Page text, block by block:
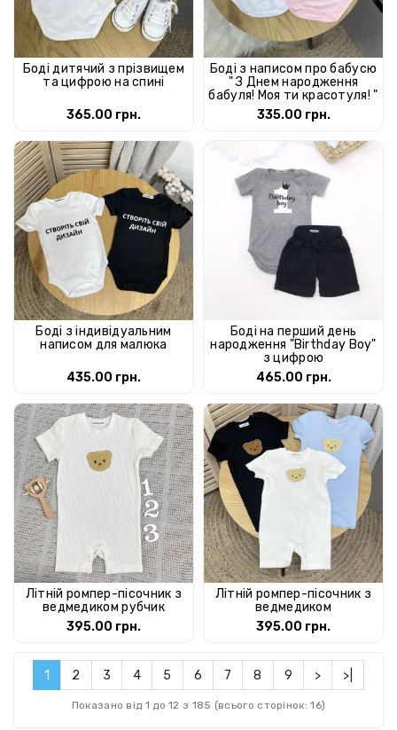
Боді дитячий з прізвищем
та цифрою на спині
365.00 грн.
Боді з написом про бабусю
" З Днем народження
бабуля! Моя ти красотуля! "
335.00 грн.
Боді з індивідуальним
написом для малюка
435.00 грн.
Боді на перший день
народження "Birthday Boy"
з цифрою
465.00 грн.
Літній ромпер-пісочник з
ведмедиком рубчик
395.00 грн.
Літній ромпер-пісочник з
ведмедиком
395.00 грн.
1 2 3 4 5 6 7 8 9 > >|
Показано від 1 до 12 з 185 (всього сторінок: 16)